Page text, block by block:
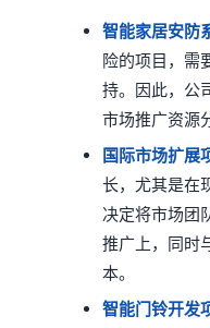
智能家居安防
险的项目，需
持。因此，公
市场推广资源
国际市场扩展
长，尤其是在
决定将市场团
推广上，同时
本。
智能门铃开发